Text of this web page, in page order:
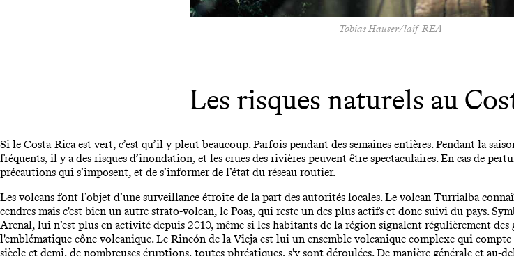
Tobias Hauser/laif-REA
Les risques naturels au
Si le Costa-Rica est vert, c’est qu’il y pleut beaucoup. Parfois pendant des semaines entières. Pendant la
fréquents, il y a des risques d’inondation, et les crues des rivières peuvent être spectaculaires. En cas de
précautions qui s’imposent, et de s’informer de l’état du réseau routier.
Les volcans font l’objet d’une surveillance étroite de la part des autorités locales. Le volcan Turrialba
cendres mais c'est bien un autre strato-volcan, le Poas, qui reste un des plus actifs et donc suivi du pays.
Arenal, lui n’est plus en activité depuis 2010, même si les habitants de la région signalent régulièrement
l'emblématique cône volcanique. Le Rincón de la Vieja est lui un ensemble volcanique complexe qui
siècle et demi, de nombreuses éruptions, toutes phréatiques, s'y sont déroulées. De manière générale et au-